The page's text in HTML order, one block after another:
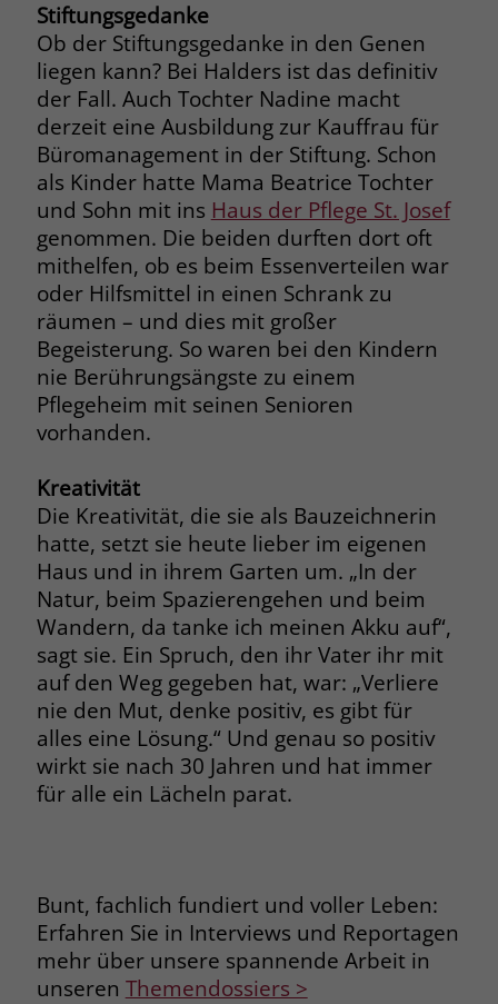
Stiftungsgedanke
Ob der Stiftungsgedanke in den Genen
liegen kann? Bei Halders ist das definitiv
der Fall. Auch Tochter Nadine macht
derzeit eine Ausbildung zur Kauffrau für
Büromanagement in der Stiftung. Schon
als Kinder hatte Mama Beatrice Tochter
und Sohn mit ins Haus der Pflege St. Josef
genommen. Die beiden durften dort oft
mithelfen, ob es beim Essenverteilen war
oder Hilfsmittel in einen Schrank zu
räumen – und dies mit großer
Begeisterung. So waren bei den Kindern
nie Berührungsängste zu einem
Pflegeheim mit seinen Senioren
vorhanden.
Kreativität
Die Kreativität, die sie als Bauzeichnerin
hatte, setzt sie heute lieber im eigenen
Haus und in ihrem Garten um. „In der
Natur, beim Spazierengehen und beim
Wandern, da tanke ich meinen Akku auf“,
sagt sie. Ein Spruch, den ihr Vater ihr mit
auf den Weg gegeben hat, war: „Verliere
nie den Mut, denke positiv, es gibt für
alles eine Lösung.“ Und genau so positiv
wirkt sie nach 30 Jahren und hat immer
für alle ein Lächeln parat.
Bunt, fachlich fundiert und voller Leben:
Erfahren Sie in Interviews und Reportagen
mehr über unsere spannende Arbeit in
unseren Themendossiers >